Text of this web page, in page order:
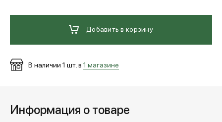
Добавить в корзину
В наличии 1 шт. в 1 магазине
Информация о товаре